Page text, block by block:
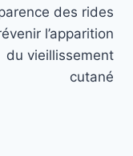
des rides
l’apparition
du vieillissement
cutané